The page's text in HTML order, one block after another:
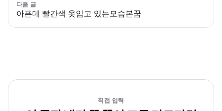
다음 글
아픈데 빨간색 옷입고 있는모습본꿈
직접 입력